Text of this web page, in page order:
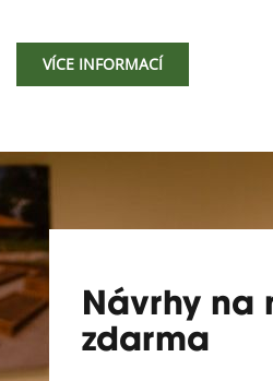
VÍCE INFORMACÍ
Návrhy na
zdarma